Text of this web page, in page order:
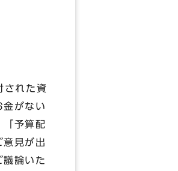
された資
がない
「予算配
見が出
論いた